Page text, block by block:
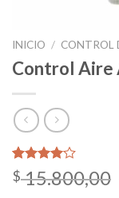
INICIO / CONTROL
Control Aire
Valorado
4.00
3
$15.800,00